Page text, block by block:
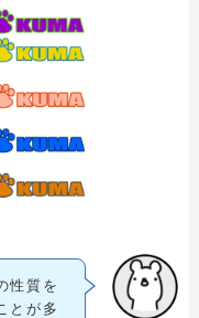
性質を
とが多